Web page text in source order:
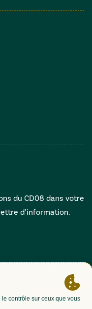
du CD08 dans votre
d’information.
(98,51%)